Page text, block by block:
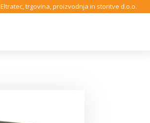
Eltratec, trgovina, proizvodnja in storitve d.o.o.